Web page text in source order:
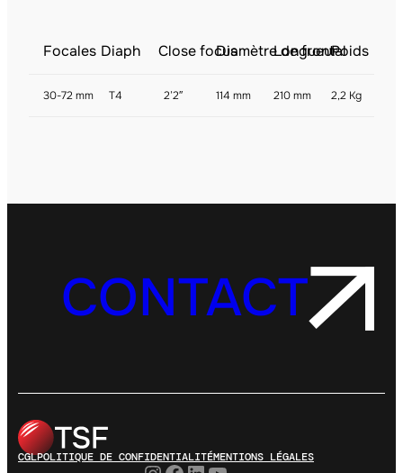
Focales Diaph Close focusDiamètre de frontal
LongueurPoids
30-72 mm T4 2’2″ 114 mm 210 mm 2,2 Kg
CONTACT
CGLPOLITIQUE DE CONFIDENTIALITÉMENTIONS LÉGALES